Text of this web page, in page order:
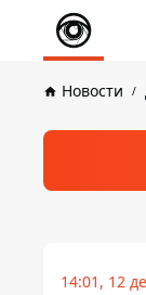
Новости
14:01, 12